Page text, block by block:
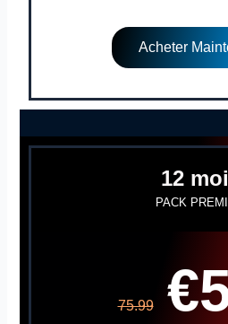
Acheter
12
PACK
75.99